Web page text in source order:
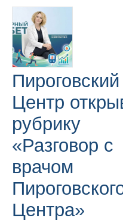
Пироговский
Центр
рубрику
«Разговор с
врачом
Центра»